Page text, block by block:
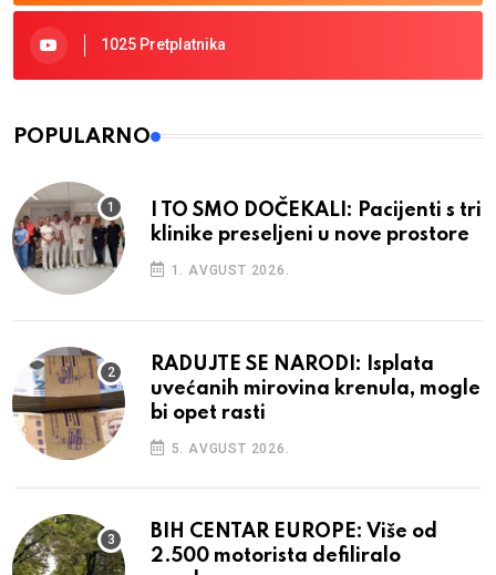
1025 Pretplatnika
POPULARNO
I TO SMO DOČEKALI: Pacijenti s tri
klinike preseljeni u nove prostore
1. AVGUST 2026.
RADUJTE SE NARODI: Isplata
uvećanih mirovina krenula, mogle
bi opet rasti
5. AVGUST 2026.
BIH CENTAR EUROPE: Više od
2.500 motorista defiliralo